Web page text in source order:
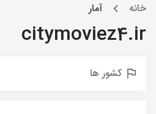
خانه آمار
citymoviez4.ir
کشور ها